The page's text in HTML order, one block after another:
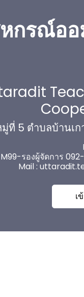
กรณ์ออ
ที่ 5 ตำบลบ้านเก
M99-รองผู้จัดการ
Mail :
เ